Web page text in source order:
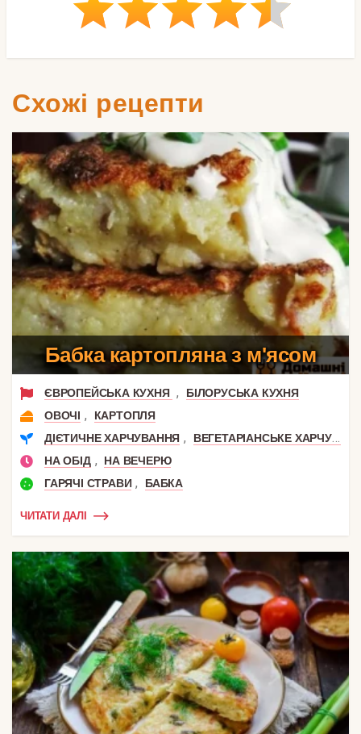
Схожі рецепти
Бабка картопляна з м'ясом
ЄВРОПЕЙСЬКА КУХНЯ ,
БІЛОРУСЬКА КУХНЯ
ОВОЧІ ,
КАРТОПЛЯ
ДІЄТИЧНЕ ХАРЧУВАННЯ ,
ВЕГЕТАРІАНСЬКЕ ХАРЧУВАННЯ
НА ОБІД ,
НА ВЕЧЕРЮ
ГАРЯЧІ СТРАВИ , БАБКА
ЧИТАТИ ДАЛІ